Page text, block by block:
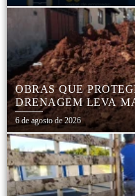
OBRAS QUE
DRENAGEM LEVA
TRANQUILIDADE
5
6 de agosto de 2026